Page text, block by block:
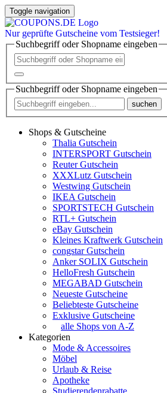
Toggle navigation
Nur geprüfte Gutscheine vom Testsieger!
Suchbegriff oder Shopname eingeben
Suchbegriff oder Shopname eingeben
suchen
Shops & Gutscheine
Thalia Gutschein
INTERSPORT Gutschein
Reuter Gutschein
XXXLutz Gutschein
Westwing Gutschein
IKEA Gutschein
SPORTSTECH Gutschein
RTL+ Gutschein
eBay Gutschein
Kleines Kraftwerk Gutschein
congstar Gutschein
Anker SOLIX Gutschein
HelloFresh Gutschein
MEGABAD Gutschein
Neueste Gutscheine
Beliebteste Gutscheine
Exklusive Gutscheine
alle Shops von A-Z
Kategorien
Mode & Accessoires
Möbel
Urlaub & Reise
Apotheke